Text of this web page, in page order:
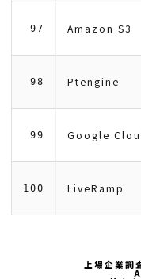
97 Amazon S3
98 Ptengine
99 Google
100 LiveRamp
上場企業